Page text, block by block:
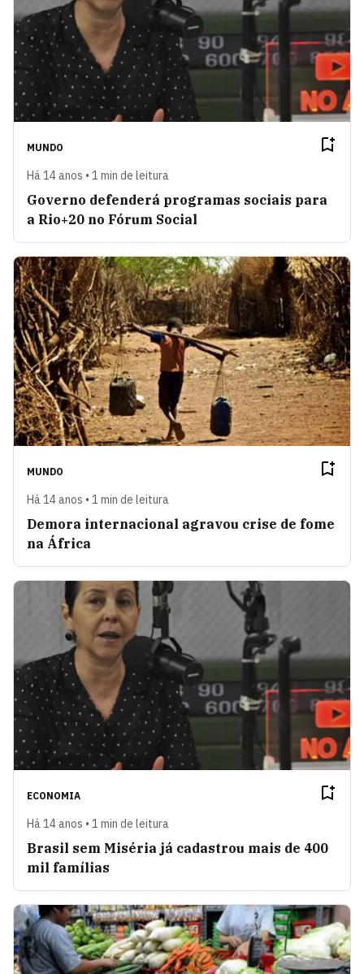
MUNDO
Há 14 anos • 1 min de leitura
Governo defenderá programas sociais para
a Rio+20 no Fórum Social
MUNDO
Há 14 anos • 1 min de leitura
Demora internacional agravou crise de fome
na África
ECONOMIA
Há 14 anos • 1 min de leitura
Brasil sem Miséria já cadastrou mais de 400
mil famílias